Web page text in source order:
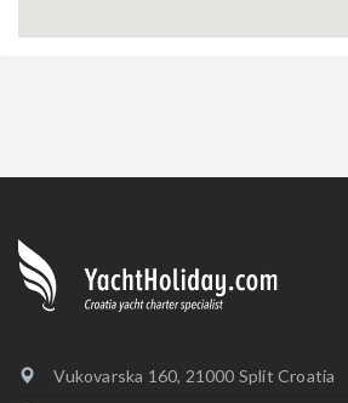
Vukovarska 160, 21000 Split Croatia